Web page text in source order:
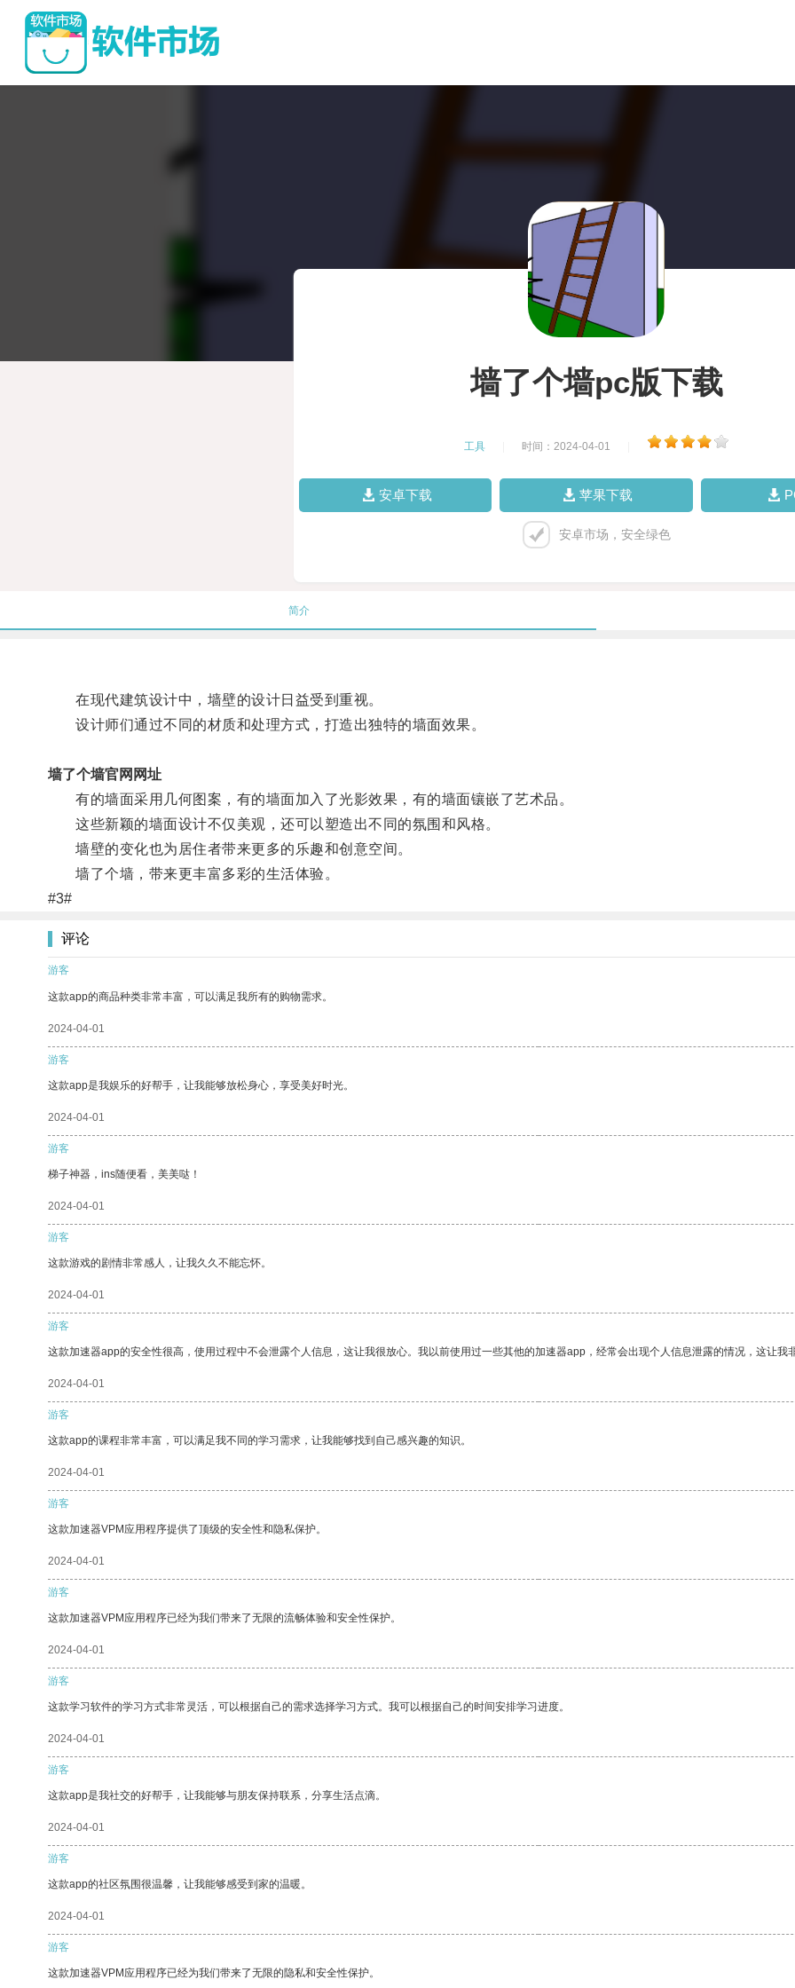
墙了个墙pc版下载
工具 时间：2024-04-01
安卓下载 苹果下载
安卓市场，安全绿色
简介
在现代建筑设计中，墙壁的设计日益受到重视。
设计师们通过不同的材质和处理方式，打造出独特的墙面效果。
墙了个墙官网网址
有的墙面采用几何图案，有的墙面加入了光影效果，有的墙面镶嵌了艺术品。
这些新颖的墙面设计不仅美观，还可以塑造出不同的氛围和风格。
墙壁的变化也为居住者带来更多的乐趣和创意空间。
墙了个墙，带来更丰富多彩的生活体验。
#3#
评论
游客
这款app的商品种类非常丰富，可以满足我所有的购物需求。
2024-04-01
游客
这款app是我娱乐的好帮手，让我能够放松身心，享受美好时光。
2024-04-01
游客
梯子神器，ins随便看，美美哒！
2024-04-01
游客
这款游戏的剧情非常感人，让我久久不能忘怀。
2024-04-01
游客
这款加速器app的安全性很高，使用过程中不会泄露个人信息，这让我很放心。我以前使用过一些其他的加速器app，经常会出现个人信息泄露的情况，这让我
2024-04-01
游客
这款app的课程非常丰富，可以满足我不同的学习需求，让我能够找到自己感兴趣的知识。
2024-04-01
游客
这款加速器VPM应用程序提供了顶级的安全性和隐私保护。
2024-04-01
游客
这款加速器VPM应用程序已经为我们带来了无限的流畅体验和安全性保护。
2024-04-01
游客
这款学习软件的学习方式非常灵活，可以根据自己的需求选择学习方式。我可以根据自己的时间安排学习进度。
2024-04-01
游客
这款app是我社交的好帮手，让我能够与朋友保持联系，分享生活点滴。
2024-04-01
游客
这款app的社区氛围很温馨，让我能够感受到家的温暖。
2024-04-01
游客
这款加速器VPM应用程序已经为我们带来了无限的隐私和安全性保护。